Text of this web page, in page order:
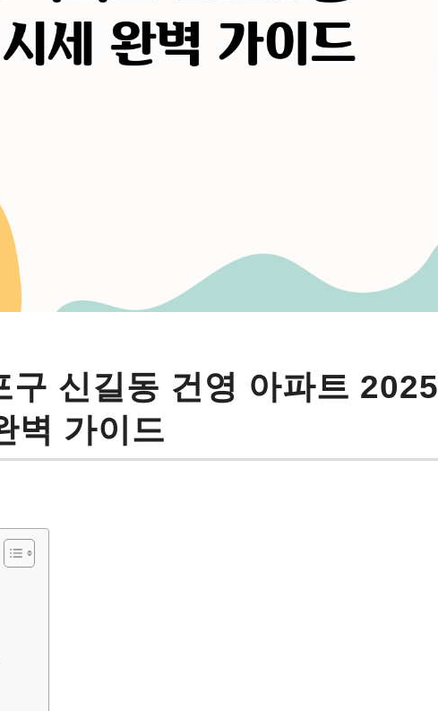
구 신길동 건영 아파트 2025
벽 가이드